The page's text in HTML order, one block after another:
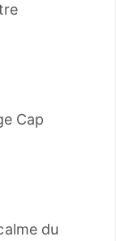
Cap
du